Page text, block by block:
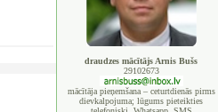
draudzes mācītājs Arnis Bušs
29102673
mācītāja pieņemšana – ceturtdienās pirms
dievkalpojuma; lūgums pieteikties